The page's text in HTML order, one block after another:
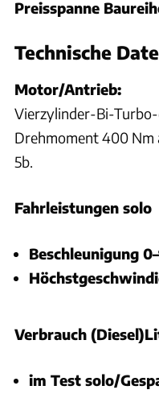
Preisspanne
Technische
Motor/Antrieb:
Vierzylinder-Bi-Turbo-
Drehmoment 400 Nm
5b.
Fahrleistungen solo
Beschleunigung
Verbrauch
im Test solo/